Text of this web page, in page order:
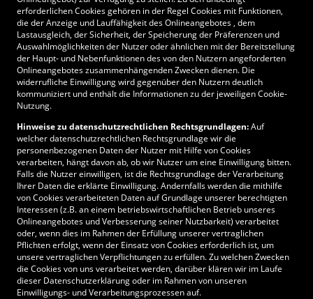
erforderlichen Cookies gehören in der Regel Cookies mit Funktionen,
die der Anzeige und Lauffähigkeit des Onlineangebotes , dem
Lastausgleich, der Sicherheit, der Speicherung der Präferenzen und
Auswahlmöglichkeiten der Nutzer oder ähnlichen mit der Bereitstellung
der Haupt- und Nebenfunktionen des von den Nutzern angeforderten
Onlineangebotes zusammenhängenden Zwecken dienen. Die
widerrufliche Einwilligung wird gegenüber den Nutzern deutlich
kommuniziert und enthält die Informationen zu der jeweiligen Cookie-
Nutzung.
Hinweise zu datenschutzrechtlichen Rechtsgrundlagen:Auf
welcher datenschutzrechtlichen Rechtsgrundlage wir die
personenbezogenen Daten der Nutzer mit Hilfe von Cookies
verarbeiten, hängt davon ab, ob wir Nutzer um eine Einwilligung bitten.
Falls die Nutzer einwilligen, ist die Rechtsgrundlage der Verarbeitung
Ihrer Daten die erklärte Einwilligung. Andernfalls werden die mithilfe
von Cookies verarbeiteten Daten auf Grundlage unserer berechtigten
Interessen (z.B. an einem betriebswirtschaftlichen Betrieb unseres
Onlineangebotes und Verbesserung seiner Nutzbarkeit) verarbeitet
oder, wenn dies im Rahmen der Erfüllung unserer vertraglichen
Pflichten erfolgt, wenn der Einsatz von Cookies erforderlich ist, um
unsere vertraglichen Verpflichtungen zu erfüllen. Zu welchen Zwecken
die Cookies von uns verarbeitet werden, darüber klären wir im Laufe
dieser Datenschutzerklärung oder im Rahmen von unseren
Einwilligungs- und Verarbeitungsprozessen auf.